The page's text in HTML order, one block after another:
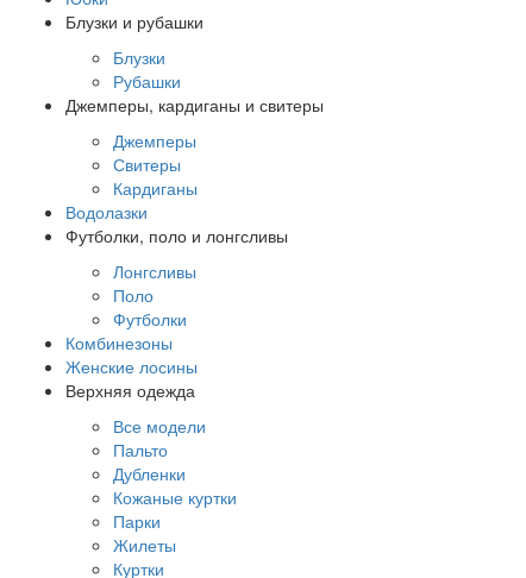
Блузки и рубашки
Блузки
Рубашки
Джемперы, кардиганы и свитеры
Джемперы
Свитеры
Кардиганы
Водолазки
Футболки, поло и лонгсливы
Лонгсливы
Поло
Футболки
Комбинезоны
Женские лосины
Верхняя одежда
Все модели
Пальто
Дубленки
Кожаные куртки
Парки
Жилеты
Куртки